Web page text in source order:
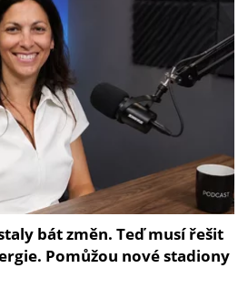
bát změn. Teď musí řešit
Pomůžou nové stadiony